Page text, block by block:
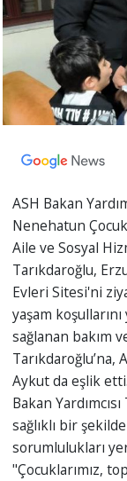
ASH Bakan
Nenehatun
Aile ve Sosyal
Tarıkdaroğlu,
Evleri Sitesi'ni
yaşam
sağlanan bakım
Aykut da eşlik etti.
Bakan
sağlıklı bir
sorumlulukları
"Çocuklarımız,